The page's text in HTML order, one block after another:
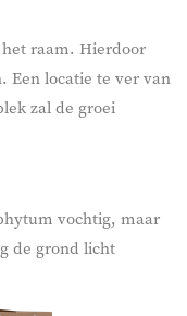
raam. Hierdoor
Een locatie te ver van
zal de groei
vochtig, maar
de grond licht